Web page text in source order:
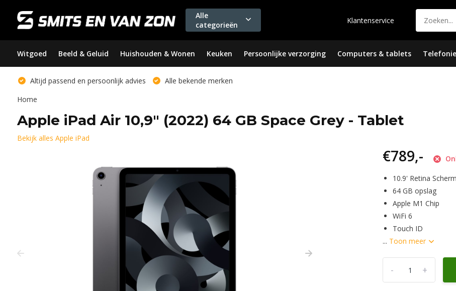
Alle
categorieën
Klantenservice
Witgoed Beeld & Geluid Huishouden & Wonen Keuken Persoonlijke verzorging Computers & tablets
Altijd passend en persoonlijk advies
Alle bekende merken
Home
Apple iPad Air 10,9" (2022) 64 GB Space Grey - Tablet
Bekijk alles Apple iPad
€789,-
10.9' Retina Scherm
64 GB opslag
Apple M1 Chip
WiFi 6
Touch ID
... Toon meer
+
-